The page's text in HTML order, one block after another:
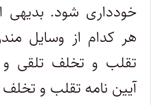
خودداری‌ شود. بدیهی‌
هر کدام‌ از وسایل‌
تقلب‌ و تخلف‌ تلقی‌ و
آیین‌ نامه‌ تقلب‌ و